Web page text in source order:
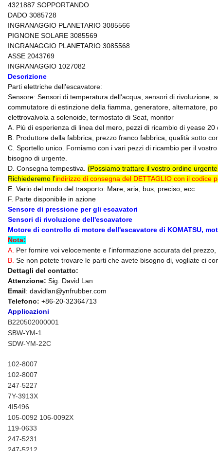
4321887 SOPPORTANDO
DADO 3085728
INGRANAGGIO PLANETARIO 3085566
PIGNONE SOLARE 3085569
INGRANAGGIO PLANETARIO 3085568
ASSE 2043769
INGRANAGGIO 1027082
Descrizione
Parti elettriche dell'escavatore:
Sensore: Sensori di temperatura dell'acqua, sensori di rivoluzione,
commutatore di estinzione della fiamma, generatore, alternatore,
elettrovalvola a solenoide, termostato di Seat, monitor
A. Più di esperienza di linea del mero, pezzi di ricambio di yease
B. Produttore della fabbrica, prezzo franco fabbrica, qualità sotto
C. Sportello unico. Forniamo con i vari pezzi di ricambio per il
bisogno di urgente.
D. Consegna tempestiva. (Possiamo trattare il vostro ordine
Richiederemo l'indirizzo di consegna del DETTAGLIO con il codice
E. Vario del modo del trasporto: Mare, aria, bus, preciso, ecc
F. Parte disponibile in azione
Sensore di pressione per gli escavatori
Sensori di rivoluzione dell'escavatore
Motore di controllo di motore dell'escavatore di KOMATSU,
Nota:
A. Per fornire voi velocemente e l'informazione accurata del
B. Se non potete trovare le parti che avete bisogno di, vogliate ci
Dettagli del contatto:
Attenzione: Sig. David Lan
Email: davidlan@ynfrubber.com
Telefono: +86-20-32364713
Applicazioni
B220502000001
SBW-YM-1
SDW-YM-22C
102-8007
102-8007
247-5227
7Y-3913X
4I5496
105-0092 106-0092X
119-0633
247-5231